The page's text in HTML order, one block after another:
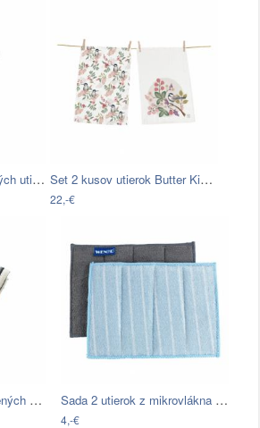
Sada 4 sivých bavlnených utierok Tiseco… Set 2 kusov utierok Butter Kings z…
22,-€
Sada 5 čiernych bavlnených utierok… Sada 2 utierok z mikrovlákna Wenko…
4,-€